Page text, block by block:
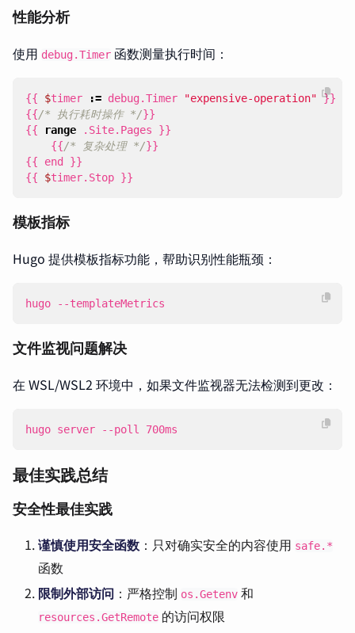
性能分析
使用 debug.Timer 函数测量执行时间：
{{ $timer := debug.Timer "expensive-operation" }}
{{/* 执行耗时操作 */}}
{{
range . Site. Pages
}}
{{/* 复杂处理 */}}
{{
end
}}
{{
$timer. Stop }}
模板指标
Hugo 提供模板指标功能，帮助识别性能瓶颈：
hugo --templateMetrics
文件监视问题解决
在 WSL/WSL2 环境中，如果文件监视器无法检测到更改：
hugo server --poll 700ms
最佳实践总结
安全性最佳实践
谨慎使用安全函数 ：只对确实安全的内容使用 safe.*
函数
限制外部访问 ：严格控制 os.Getenv 和
resources.GetRemote 的访问权限